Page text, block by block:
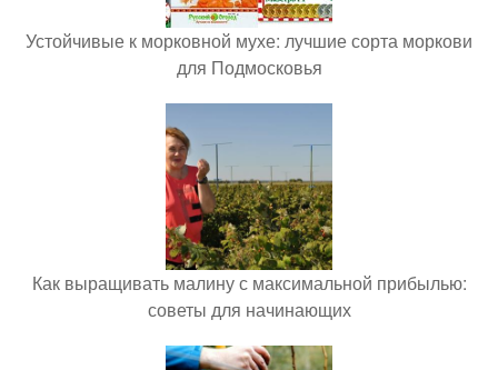
Устойчивые к морковной мухе: лучшие сорта моркови
для Подмосковья
Как выращивать малину с максимальной прибылью:
советы для начинающих